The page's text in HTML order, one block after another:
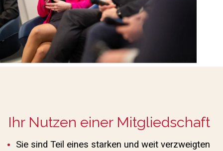
Ihr Nutzen einer Mitgliedschaft
Sie sind Teil eines starken und weit verzweigten